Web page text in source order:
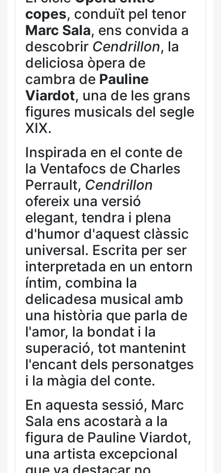
copes, conduït pel tenor
Marc Sala, ens convida a
descobrir Cendrillon, la
deliciosa òpera de
cambra de Pauline
Viardot, una de les grans
figures musicals del segle
XIX.
Inspirada en el conte de
la Ventafocs de Charles
Perrault, Cendrillon
ofereix una versió
elegant, tendra i plena
d'humor d'aquest clàssic
universal. Escrita per ser
interpretada en un entorn
íntim, combina la
delicadesa musical amb
una història que parla de
l'amor, la bondat i la
superació, tot mantenint
l'encant dels personatges
i la màgia del conte.
En aquesta sessió, Marc
Sala ens acostarà a la
figura de Pauline Viardot,
una artista excepcional